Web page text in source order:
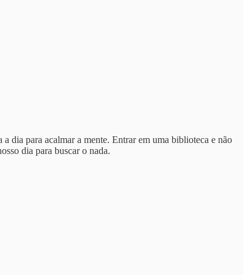
dia para acalmar a mente. Entrar em uma biblioteca e não
dia para buscar o nada.